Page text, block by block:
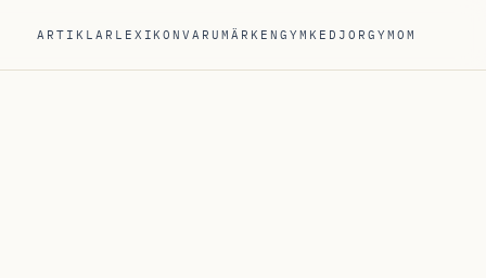
ARTIKLAR LEXIKONVARUMÄRKENGYMKEDJORGYMOM